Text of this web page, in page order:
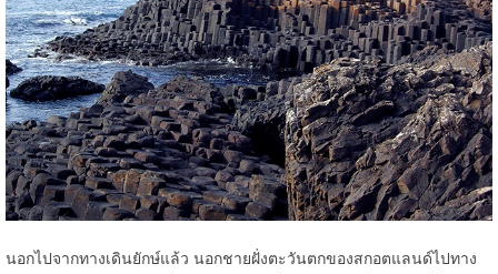
นอกไปจากทางเดินยักษ์แล้ว นอกชายฝั่งตะวันตกของสกอตแลนด์ไปทาง